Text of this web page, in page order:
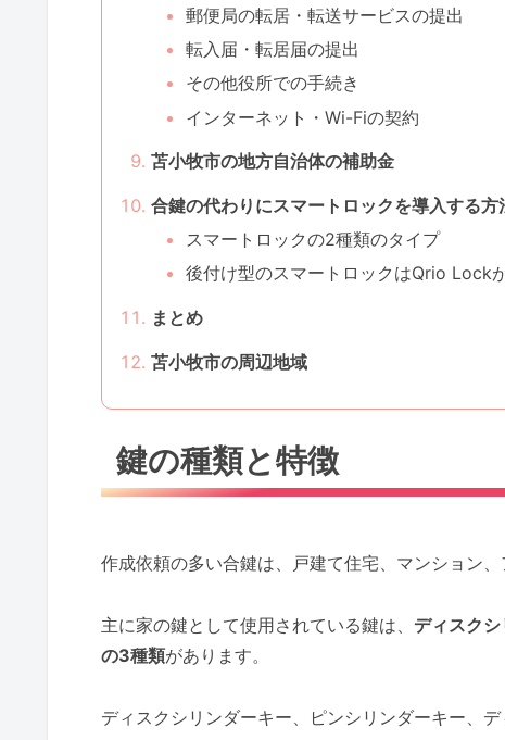
郵便局の転居・転送サービスの提出
転入届・転居届の提出
その他役所での手続き
インターネット・Wi-Fiの契約
苫小牧市の地方自治体の補助金
合鍵の代わりにスマートロックを導入する方
スマートロックの2種類のタイプ
後付け型のスマートロックはQrio Lock
まとめ
苫小牧市の周辺地域
鍵の種類と特徴
作成依頼の多い合鍵は、戸建て住宅、マンション
主に家の鍵として使用されている鍵は、 ディスク
の3種類があります。
ディスクシリンダーキー、ピンシリンダーキー、デ